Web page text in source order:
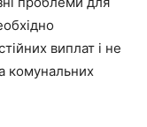
виплат і не
комунальних